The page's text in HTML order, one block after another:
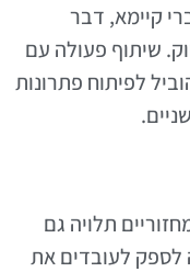
קיימא, דבר
שיתוף פעולה עם
לפיתוח פתרונות
תלויה גם
לספק לעובדים את